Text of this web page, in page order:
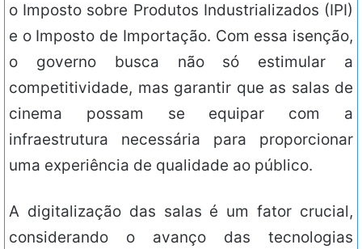
o Imposto sobre Produtos Industrializados (IPI)
e o Imposto de Importação. Com essa isenção,
o governo busca não só estimular a
competitividade, mas garantir que as salas de
cinema possam se equipar com a
infraestrutura necessária para proporcionar
uma experiência de qualidade ao público.
A digitalização das salas é um fator crucial,
considerando o avanço das tecnologias